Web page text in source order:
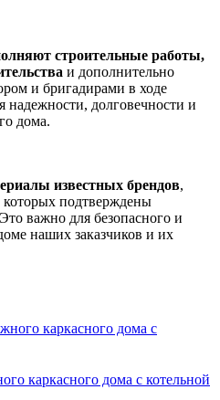
строительные работы,
и дополнительно
и бригадирами в ходе
надежности, долговечности и
дома.
известных брендов,
которых подтверждены
важно для безопасного и
наших заказчиков и их
каркасного дома с котельной